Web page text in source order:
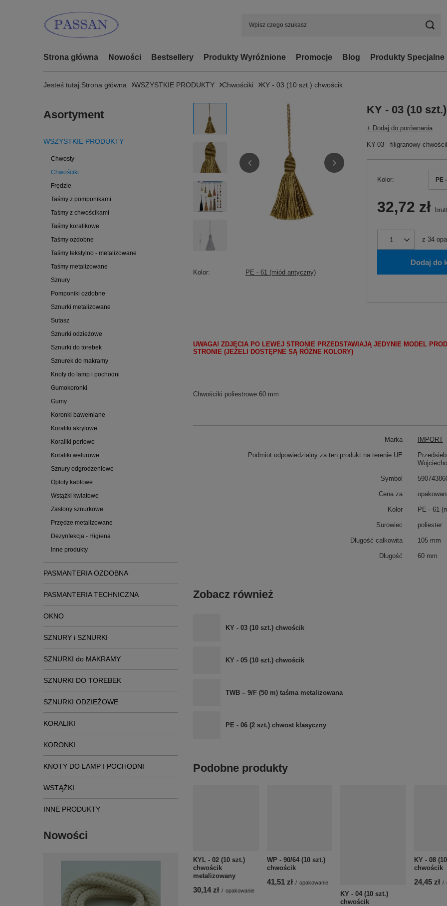
Strona główna Nowości Bestsellery Produkty Wyróżnione Promocje Blog Produkty Specjalne
Jesteś tutaj:Strona główna WSZYSTKIE PRODUKTY Chwościki KY - 03 (10 szt.) chwościk
Asortyment
WSZYSTKIE PRODUKTY
Chwosty
Chwościki
Frędzle
Taśmy z pomponikami
Taśmy z chwościkami
Taśmy koralikowe
Taśmy ozdobne
Taśmy tekstylno - metalizowane
Taśmy metalizowane
Sznury
Pomponiki ozdobne
Sznurki metalizowane
Sutasz
Sznurki odzieżowe
Sznurki do torebek
Sznurek do makramy
Knoty do lamp i pochodni
Gumokoronki
Gumy
Koronki bawełniane
Koraliki akrylowe
Koraliki perłowe
Koraliki welurowe
Sznury odgrodzeniowe
Oploty kablowe
Wstążki kwiatowe
Zasłony sznurkowe
Przędze metalizowane
Dezynfekcja - Higiena
Inne produkty
PASMANTERIA OZDOBNA
PASMANTERIA TECHNICZNA
OKNO
SZNURY i SZNURKI
SZNURKI do MAKRAMY
SZNURKI DO TOREBEK
SZNURKI ODZIEŻOWE
KORALIKI
KORONKI
KNOTY DO LAMP I POCHODNI
WSTĄŻKI
INNE PRODUKTY
Nowości
KY - 03 (10
+ Dodaj do porównania
KY-03 - filigranowy
Kolor PE
32,72 zł
z 34
Dodaj do
Kolor PE - 61 (miód antyczny)
UWAGA! ZDJĘCIA PO LEWEJ STRONIE PRZEDSTAWIAJĄ JEDYNIE MODEL
STRONIE (JEŻELI DOSTĘPNE SĄ RÓŻNE KOLORY)
Chwościki poliestrowe 60 mm
Marka IMPORT
Podmiot odpowiedzialny za ten produkt na terenie UE
Symbol
Cena za
Kolor PE - 61
Surowiec poliester
Długość całkowita 105 mm
Długość 60 mm
Zobacz również
KY - 03 (10 szt.) chwościk
KY - 05 (10 szt.) chwościk
TWB – 9/F (50 m) taśma metalizowana
PE - 06 (2 szt.) chwost klasyczny
Podobne produkty
KYL - 02 (10 szt.)
chwościk
metalizowany
30,14 zł / opakowanie
WP - 90/64 (10 szt.)
chwościk
41,51 zł / opakowanie
KY - 04 (10 szt.)
chwościk
KY - 08
chwościk
24,45 zł /